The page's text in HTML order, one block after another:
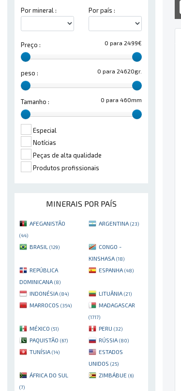
Por mineral : Por país :
0 para 2499€
Preço :
0 para 24620gr.
peso :
0 para 460mm
Tamanho :
Especial
Notícias
Peças de alta qualidade
Produtos profissionais
MINERAIS POR PAÍS
AFEGANISTÃO
(44)
ARGENTINA (23)
BRASIL (129)
CONGO -
KINSHASA (18)
REPÚBLICA
DOMINICANA (8)
ESPANHA (48)
INDONÉSIA (84) LITUÂNIA (21)
MARROCOS (354) MADAGASCAR
(1717)
MÉXICO (51) PERU (32)
PAQUISTÃO (67) RÚSSIA (80)
TUNÍSIA (14)
ESTADOS
UNIDOS (25)
ÁFRICA DO SUL
(7)
ZIMBÁBUE (6)